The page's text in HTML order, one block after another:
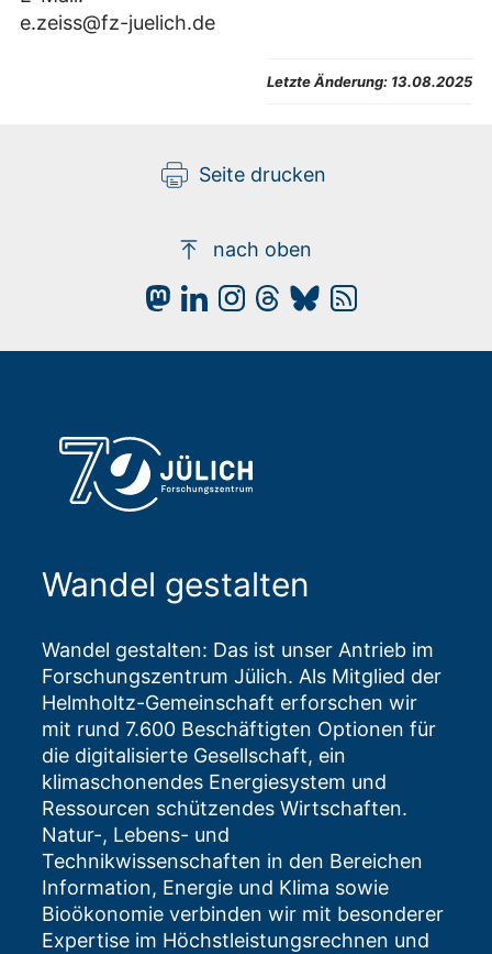
e.zeiss@fz-juelich.de
Letzte Änderung: 13.08.2025
Seite drucken
nach oben
Wandel gestalten
Wandel gestalten: Das ist unser Antrieb im
Forschungszentrum Jülich. Als Mitglied der
Helmholtz-Gemeinschaft erforschen wir
mit rund 7.600 Beschäftigten Optionen für
die digitalisierte Gesellschaft, ein
klimaschonendes Energiesystem und
Ressourcen schützendes Wirtschaften.
Natur-, Lebens- und
Technikwissenschaften in den Bereichen
Information, Energie und Klima sowie
Bioökonomie verbinden wir mit besonderer
Expertise im Höchstleistungsrechnen und